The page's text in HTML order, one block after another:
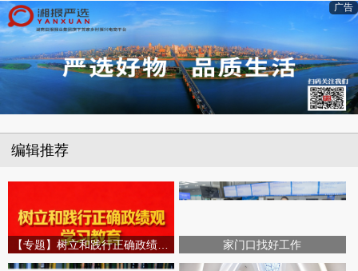
广告
编辑推荐
家门口找好工作